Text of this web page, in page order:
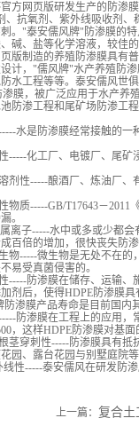
方网页版研发生产的防渗
、抗氧剂、紫外线吸收剂
。"泰安儒风牌"防渗膜的
碱、盐等化学溶液，较佳
版制造的养殖防渗膜具有
计，"儒风牌"水产养殖防
水工程等等。泰安儒风世
渗膜，被广泛应用于水产养
防渗工程和尾矿场防渗工程
水是防渗膜经常接触的
-----化工厂、电镀厂、尾
剂性-----酿酒厂、炼油厂
物质-----GB/T17643－
。
离子-----水中或多或少都
百倍的增加，很快丧失防
物-----微生物是无处不在
易受真菌侵害的。
-----防渗膜在储存、运输
剂后，使得HDPE防渗膜
防渗膜产品寿命是目前国内
防渗膜在工程上的应用
，这样HDPE防渗膜对基
茎穿刺性-----防渗膜具有
园、露台花园与别墅庭院等
线性-----泰安儒风在研发防
上一篇： 复合土